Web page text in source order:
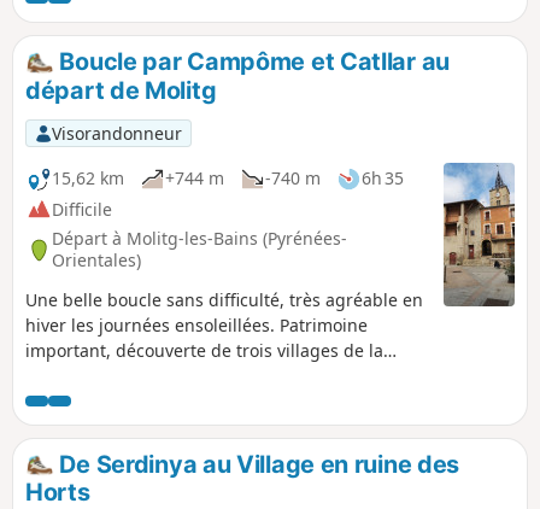
Boucle par Campôme et Catllar au
départ de Molitg
Visorandonneur
15,62 km
+744 m -740 m
6h 35
Difficile
Départ à Molitg-les-Bains (Pyrénées-
Orientales)
Une belle boucle sans difficulté, très agréable en
hiver les journées ensoleillées. Patrimoine
important, découverte de trois villages de la
sur le Canigou, le Madres, les villages du
Conflent, la vallée de la Têt. L'application
Visorando peut s'avérer utile.
De Serdinya au Village en ruine des
Horts